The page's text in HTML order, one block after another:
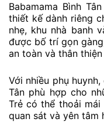
Babamama Bình
thiết kế dành riêng
nhẹ, khu nhà banh
được bố trí gọn
an toàn và thân
Với nhiều phụ
Tân phù hợp cho
Trẻ có thể thoải
quan sát và yên tâm